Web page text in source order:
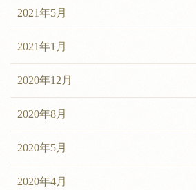
2021年5月
2021年1月
2020年12月
2020年8月
2020年5月
2020年4月